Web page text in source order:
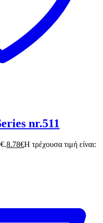
nr.511
8.78€Η τρέχουσα τιμή είναι: